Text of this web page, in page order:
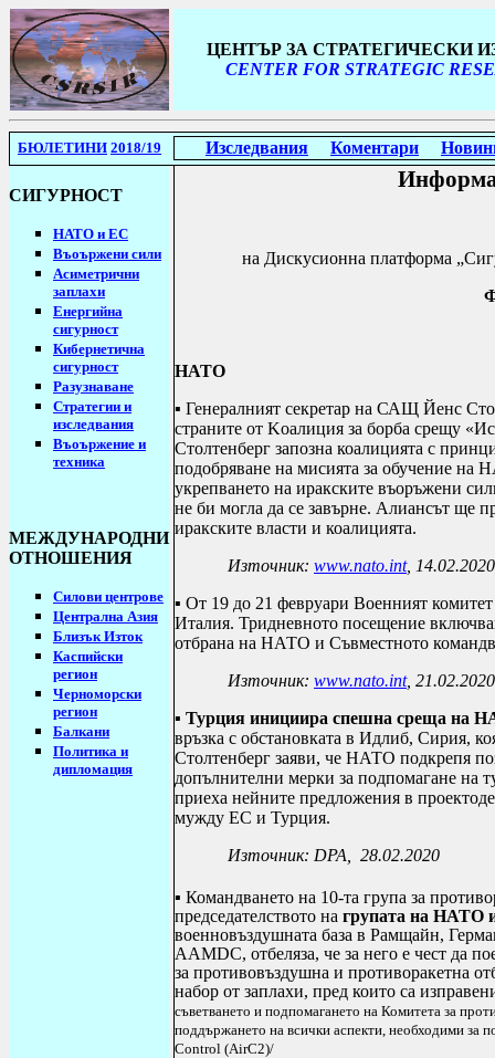
ЦЕНТЪР ЗА СТРАТЕГИЧЕСКИ
CENTER FOR STRATEGIC
БЮЛЕТИНИ 2018/19 Изследвания Коментари
СИГУРНОСТ
НАТО и ЕС
Въоържени сили
Асиметрични
заплахи
Енергийна
сигурност
Кибернетична
сигурност
Разузнаване
Стратегии и
изследвания
Въоържение и
техника
МЕЖДУНАРОДНИ
ОТНОШЕНИЯ
Силови центрове
Централна Азия
Близък Изток
Каспийски
регион
Черноморски
регион
Балкани
Политика и
дипломация
на Дискусионна платформа
НАТО
▪ Генералният секретар на САЩ Йенс
страните от Kоалиция за борба срещу
Столтенберг запозна коалицията с
подобряване на мисията за обучение
укрепването на иракските въоръжени
не би могла да се завърне. Алиансът ще
иракските власти и коалицията.
Източник: www.nato.int, 14.02.2020
▪ От 19 до 21 февруари Военният
Италия. Тридневното посещение
отбрана на НАТО и Съвместното
Източник: www.nato.int, 21.02.2020
▪ Турция инициира спешна среща на
връзка с обстановката в Идлиб, Сирия,
Столтенберг заяви, че НАТО подкрепя
допълнителни мерки за подпомагане на
приеха нейните предложения в
мужду ЕС и Турция.
Източник: DPA, 28.02.2020
▪ Командването на 10-та група за
председателството на групата на НАТО
военновъздушната база в Рамщайн,
AAMDC, отбеляза, че за него е чест да
за противовъздушна и противоракетна
набор от заплахи, пред които са
съветването и подпомагането на Комитета за
поддържането на всички аспекти, необходими за
Control (AirC2)/